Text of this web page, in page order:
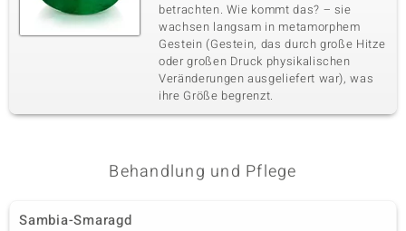
betrachten. Wie kommt das? – sie
wachsen langsam in metamorphem
Gestein (Gestein, das durch große Hitze
oder großen Druck physikalischen
Veränderungen ausgeliefert war), was
ihre Größe begrenzt.
Behandlung und Pflege
Sambia-Smaragd